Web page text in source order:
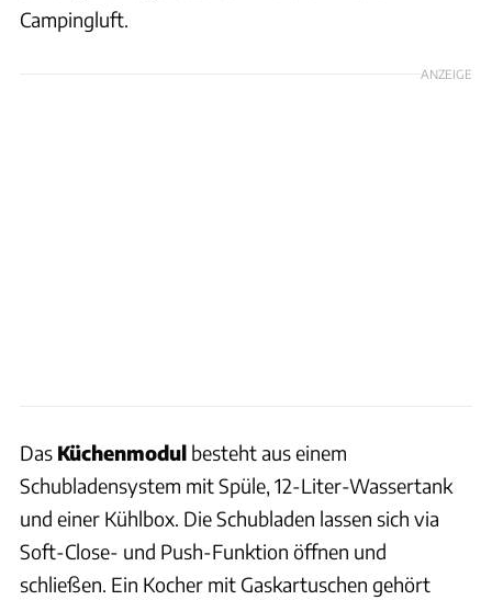
Campingluft.
ANZEIGE
Das Küchenmodul besteht aus einem
Schubladensystem mit Spüle, 12-Liter-Wassertank
und einer Kühlbox. Die Schubladen lassen sich via
Soft-Close- und Push-Funktion öffnen und
schließen. Ein Kocher mit Gaskartuschen gehört